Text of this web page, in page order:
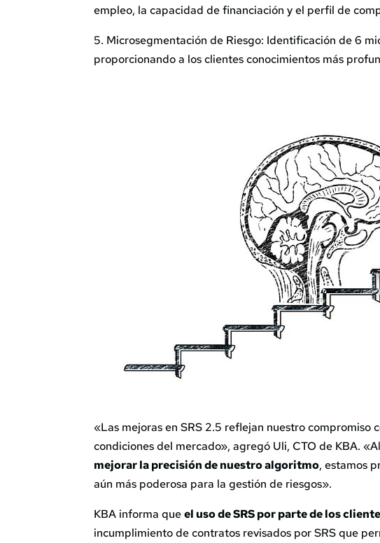
empleo, la capacidad de financiación y el perfil de
5. Microsegmentación de Riesgo: Identificación de 6
proporcionando a los clientes conocimientos más
«Las mejoras en SRS 2.5 reflejan nuestro compromiso
condiciones del mercado», agregó Uli, CTO de KBA. «Al
mejorar la precisión de nuestro algoritmo, estamos
aún más poderosa para la gestión de riesgos».
KBA informa queel uso de SRS por parte de los
incumplimiento de contratos revisados por SRS que